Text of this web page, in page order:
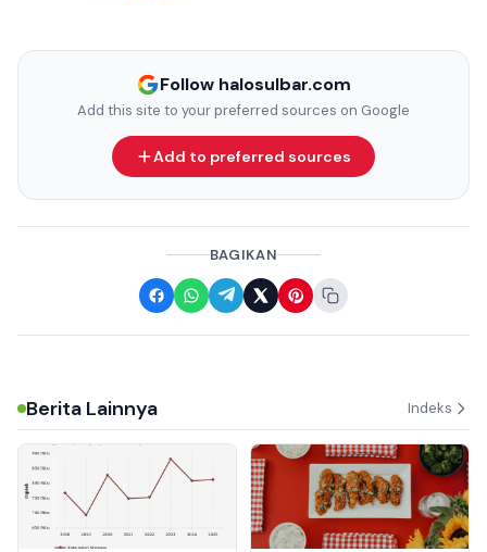
Follow halosulbar.com
Add this site to your preferred sources on Google
Add to preferred sources
BAGIKAN
Berita Lainnya Indeks